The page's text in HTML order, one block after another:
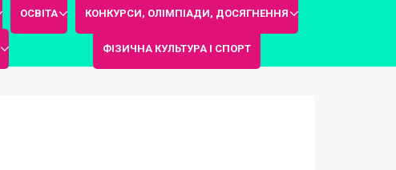
ОСВІТА КОНКУРСИ, ОЛІМПІАДИ, ДОСЯГНЕННЯ
ФІЗИЧНА КУЛЬТУРА І СПОРТ